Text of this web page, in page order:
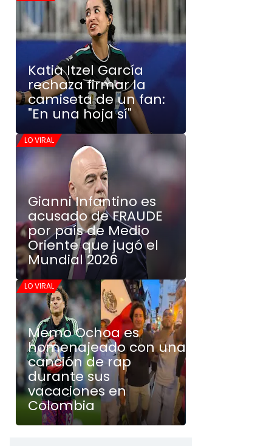
Katia Itzel García
rechaza firmar la
camiseta de un fan:
"En una hoja sí"
LO VIRAL
Gianni Infantino es
acusado de FRAUDE
por país de Medio
Oriente que jugó el
Mundial 2026
LO VIRAL
Memo Ochoa es
homenajeado con una
canción de rap
durante sus
vacaciones en
Colombia